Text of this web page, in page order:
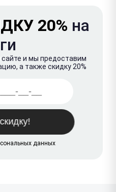
20% на
и мы предоставим
а также скидку 20%
данных